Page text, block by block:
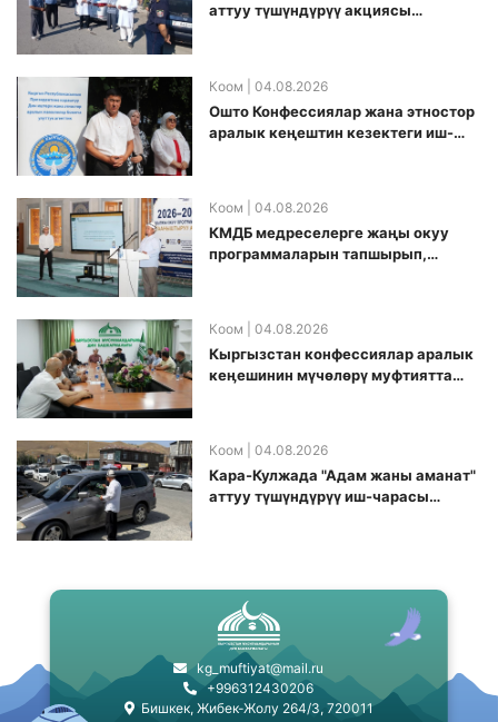
аттуу түшүндүрүү акциясы
Коом | 04.08.2026
Ошто Конфессиялар жана этностор
аралык кеңештин кезектеги иш-
Коом | 04.08.2026
КМДБ медреселерге жаңы окуу
программаларын тапшырып,
Коом | 04.08.2026
Кыргызстан конфессиялар аралык
кеӊешинин мүчөлөрү муфтиятта
Коом | 04.08.2026
Кара-Кулжада "Адам жаны аманат"
аттуу түшүндүрүү иш-чарасы
kg_muftiyat@mail.ru
+996312430206
Бишкек, Жибек-Жолу 264/3, 720011